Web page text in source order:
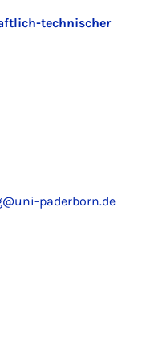
technischer
paderborn.de